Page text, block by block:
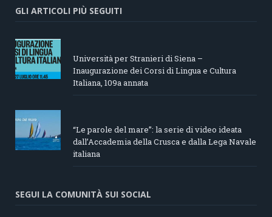
GLI ARTICOLI PIÙ SEGUITI
Università per Stranieri di Siena –
Inaugurazione dei Corsi di Lingua e Cultura
Italiana, 109a annata
“Le parole del mare”: la serie di video ideata
dall’Accademia della Crusca e dalla Lega Navale
italiana
SEGUI LA COMUNITÀ SUI SOCIAL